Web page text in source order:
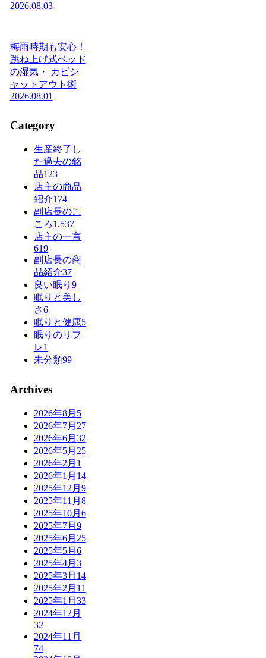
2026.08.03
梅雨時期も安心！
跳ね上げ式ベッド
の湿気・ カビシ
ャットアウト術
2026.08.01
Category
生産終了し
た過去の銘
品123
店主の商品
紹介174
副店長のこ
ころ1,537
店主の一言
619
副店長の商
品紹介37
良い眠り 9
眠りと美し
さ6
眠りと健康5
眠りのリフ
レ1
未分類99
Archives
2026年8月 5
2026年7月 27
2026年6月 32
2026年5月 25
2026年2月 1
2026年1月 14
2025年12月 9
2025年11月 8
2025年10月 6
2025年7月 9
2025年6月 25
2025年5月 6
2025年4月 3
2025年3月 14
2025年2月 11
2025年1月 33
2024年12月
32
2024年11月
74